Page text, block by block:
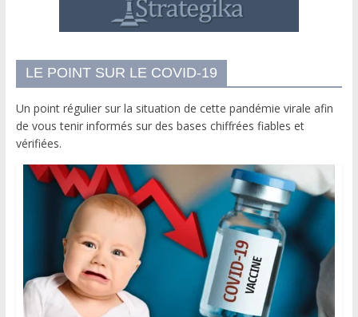
LE POINT SUR LE COVID-19
Un point régulier sur la situation de cette pandémie virale afin
de vous tenir informés sur des bases chiffrées fiables et
vérifiées.